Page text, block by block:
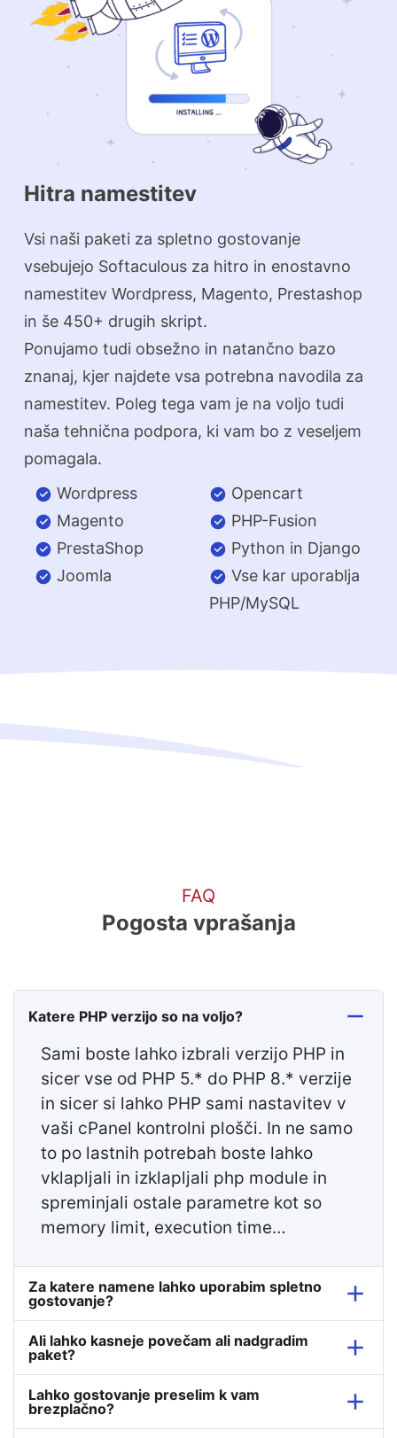
Hitra namestitev
Vsi naši paketi za spletno gostovanje
vsebujejo Softaculous za hitro in enostavno
namestitev Wordpress, Magento, Prestashop
in še 450+ drugih skript.
Ponujamo tudi obsežno in natančno bazo
znanaj, kjer najdete vsa potrebna navodila za
namestitev. Poleg tega vam je na voljo tudi
naša tehnična podpora, ki vam bo z veseljem
pomagala.
Wordpress
Magento
PrestaShop
Joomla
Opencart
PHP-Fusion
Python in Django
Vse kar uporablja
PHP/MySQL
FAQ
Pogosta vprašanja
Katere PHP verzijo so na voljo?
Sami boste lahko izbrali verzijo PHP in
sicer vse od PHP 5.* do PHP 8.* verzije
in sicer si lahko PHP sami nastavitev v
vaši cPanel kontrolni plošči. In ne samo
to po lastnih potrebah boste lahko
vklapljali in izklapljali php module in
spreminjali ostale parametre kot so
memory limit, execution time…
Za katere namene lahko uporabim spletno
gostovanje?
Ali lahko kasneje povečam ali nadgradim
paket?
Lahko gostovanje preselim k vam
brezplačno?